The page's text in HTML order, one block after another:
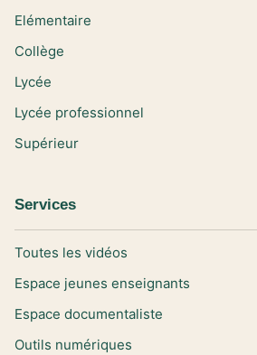
Elémentaire
Collège
Lycée
Lycée professionnel
Supérieur
Services
Toutes les vidéos
Espace jeunes enseignants
Espace documentaliste
Outils numériques